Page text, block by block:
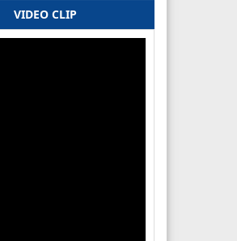
VIDEO CLIP